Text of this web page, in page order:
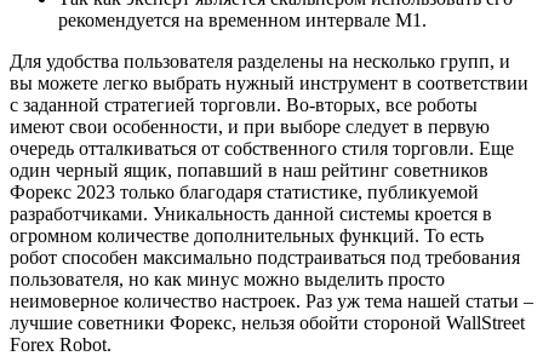
рекомендуется на временном интервале М1.
Для удобства пользователя разделены на несколько групп, и
вы можете легко выбрать нужный инструмент в соответствии
с заданной стратегией торговли. Во-вторых, все роботы
имеют свои особенности, и при выборе следует в первую
очередь отталкиваться от собственного стиля торговли. Еще
один черный ящик, попавший в наш рейтинг советников
Форекс 2023 только благодаря статистике, публикуемой
разработчиками. Уникальность данной системы кроется в
огромном количестве дополнительных функций. То есть
робот способен максимально подстраиваться под требования
пользователя, но как минус можно выделить просто
неимоверное количество настроек. Раз уж тема нашей статьи –
лучшие советники Форекс, нельзя обойти стороной WallStreet
Forex Robot.